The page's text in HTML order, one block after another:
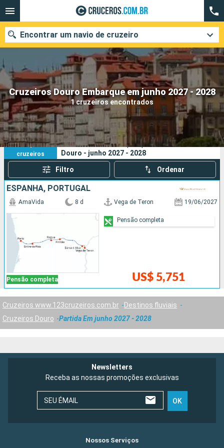
Cruzeiros Douro Embarque em junho 2027 - 2028
1 cruzeiros encontrados
Encontrar um navio de cruzeiro
Quando ir?
Data de partida
Cidades Companhias
Pesquisar
1
cruzeiros
Os seus critérios de pesquisa:
Douro - junho 2027 - 2028
Filtro Ordenar
ESPANHA, PORTUGAL
Pensão completa
AmaVida 8 d Vega de Teron 19/06/2027
US$ 5,751
Pensão completa
Cruzeiros www.123cruzeiros.com.br
Destinos fluviais
Cruzeiros Douro
Partida Em junho 2027 - 2028
Newsletters
Receba as nossas promoções exclusivas
SEU ÉMAIL OK
Nossos Serviços